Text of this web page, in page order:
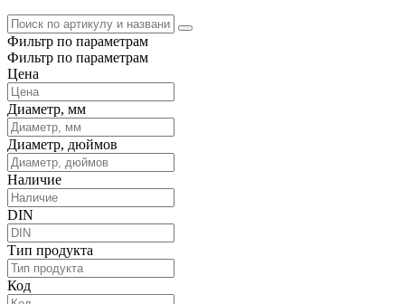
Фильтр по параметрам
Фильтр по параметрам
Цена
Диаметр, мм
Диаметр, дюймов
Наличие
DIN
Тип продукта
Код